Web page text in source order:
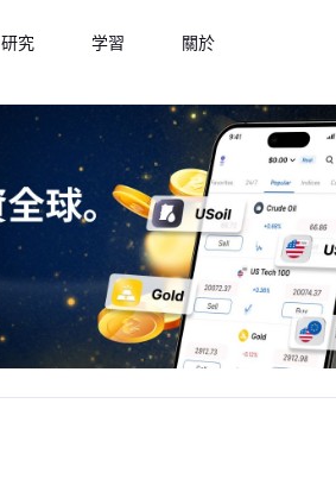
研究 学習 關於